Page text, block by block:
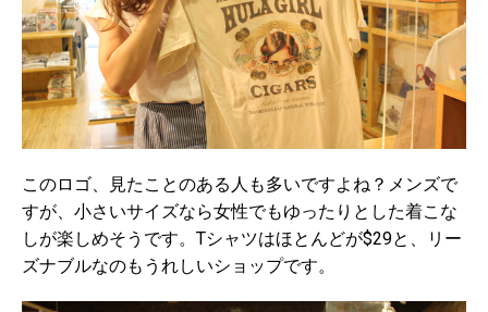
このロゴ、見たことのある人も多いですよね？メンズで
すが、小さいサイズなら女性でもゆったりとした着こな
しが楽しめそうです。Tシャツはほとんどが$29と、リー
ズナブルなのもうれしいショップです。